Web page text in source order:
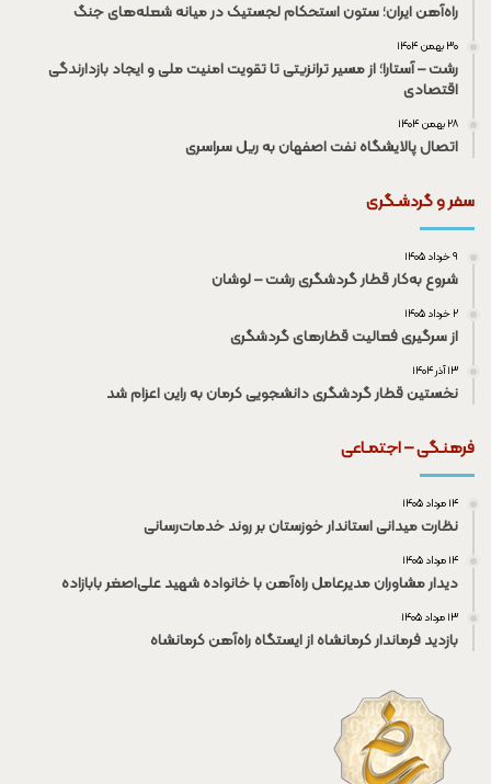
راه‌آهن ایران؛ ستون استحکام لجستیک در میانه شعله‌های جنگ
۳۰ بهمن ۱۴۰۴
رشت – آستارا؛ از مسیر ترانزیتی تا تقویت امنیت ملی و ایجاد بازدارندگی
اقتصادی
۲۸ بهمن ۱۴۰۴
اتصال پالایشگاه نفت اصفهان به ریل سراسری
سفر و گردشـگری
۹ خرداد ۱۴۰۵
شروع به‌کار قطار گردشگری رشت – لوشان
۲ خرداد ۱۴۰۵
از سرگیری فعالیت قطار‌های گردشگری
۱۳ آذر ۱۴۰۴
نخستین قطار گردشگری دانشجویی کرمان به راین اعزام شد
فرهنـگی – اجتمـاعی
۱۴ مرداد ۱۴۰۵
نظارت میدانی استاندار خوزستان بر روند خدمات‌رسانی
۱۴ مرداد ۱۴۰۵
دیدار مشاوران مدیرعامل راه‌آهن با خانواده شهید علی‌اصغر بابازاده
۱۳ مرداد ۱۴۰۵
بازدید فرماندار کرمانشاه از ایستگاه راه‌آهن کرمانشاه